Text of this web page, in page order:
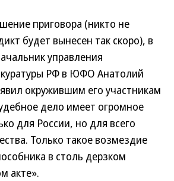
приговора (никто не
будет вынесен так скоро), в
управления
РФ в ЮФО Анатолий
окружившим его участникам
дело имеет огромное
для России, но для всего
Только такое возмездие
в столь дерзком
акте».